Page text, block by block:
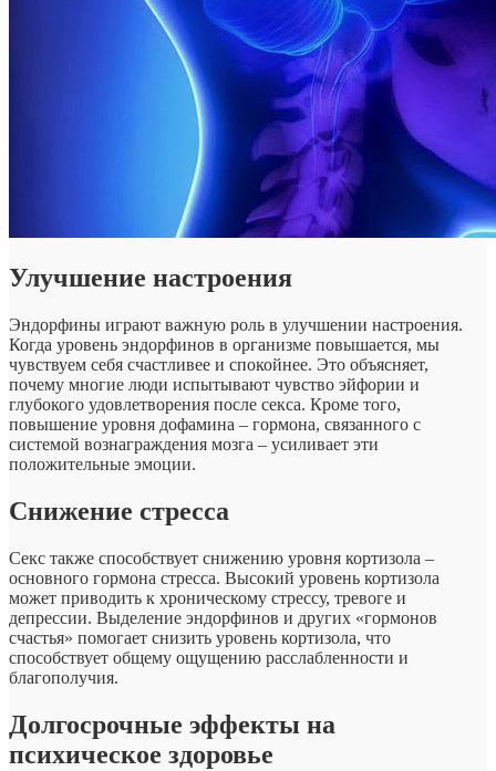
Улучшение настроения
Эндорфины играют важную роль в улучшении настроения.
Когда уровень эндорфинов в организме повышается, мы
чувствуем себя счастливее и спокойнее. Это объясняет,
почему многие люди испытывают чувство эйфории и
глубокого удовлетворения после секса. Кроме того,
повышение уровня дофамина – гормона, связанного с
системой вознаграждения мозга – усиливает эти
положительные эмоции.
Снижение стресса
Секс также способствует снижению уровня кортизола –
основного гормона стресса. Высокий уровень кортизола
может приводить к хроническому стрессу, тревоге и
депрессии. Выделение эндорфинов и других «гормонов
счастья» помогает снизить уровень кортизола, что
способствует общему ощущению расслабленности и
благополучия.
Долгосрочные эффекты на
психическое здоровье